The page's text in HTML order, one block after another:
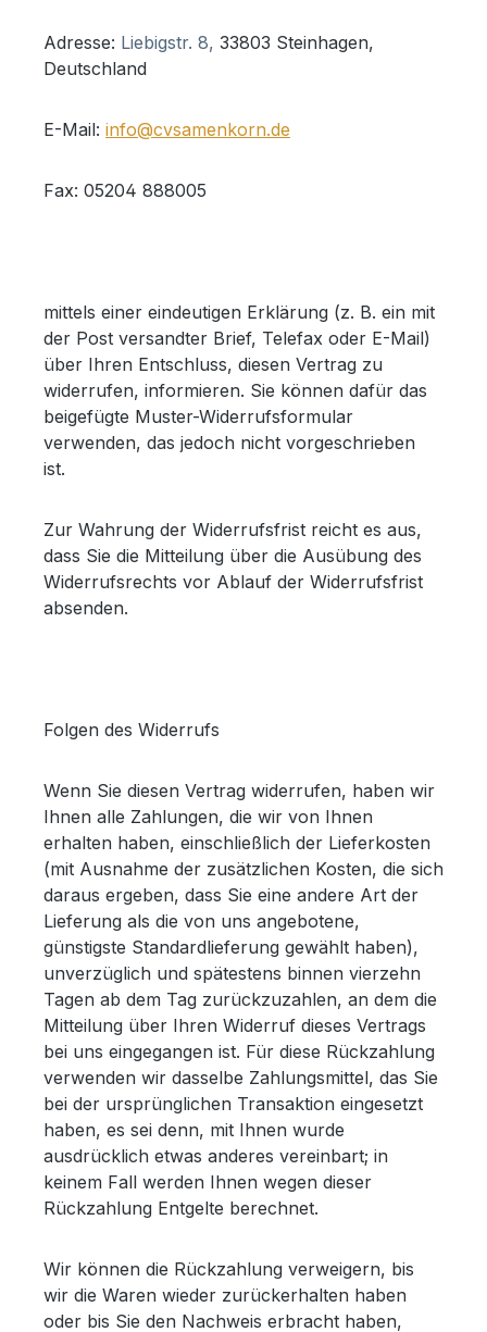
Adresse: Liebigstr. 8, 33803 Steinhagen,
Deutschland
E-Mail: info@cvsamenkorn.de
Fax: 05204 888005
mittels einer eindeutigen Erklärung (z. B. ein mit
der Post versandter Brief, Telefax oder E-Mail)
über Ihren Entschluss, diesen Vertrag zu
widerrufen, informieren. Sie können dafür das
beigefügte Muster-Widerrufsformular
verwenden, das jedoch nicht vorgeschrieben
ist.
Zur Wahrung der Widerrufsfrist reicht es aus,
dass Sie die Mitteilung über die Ausübung des
Widerrufsrechts vor Ablauf der Widerrufsfrist
absenden.
Folgen des Widerrufs
Wenn Sie diesen Vertrag widerrufen, haben wir
Ihnen alle Zahlungen, die wir von Ihnen
erhalten haben, einschließlich der Lieferkosten
(mit Ausnahme der zusätzlichen Kosten, die sich
daraus ergeben, dass Sie eine andere Art der
Lieferung als die von uns angebotene,
günstigste Standardlieferung gewählt haben),
unverzüglich und spätestens binnen vierzehn
Tagen ab dem Tag zurückzuzahlen, an dem die
Mitteilung über Ihren Widerruf dieses Vertrags
bei uns eingegangen ist. Für diese Rückzahlung
verwenden wir dasselbe Zahlungsmittel, das Sie
bei der ursprünglichen Transaktion eingesetzt
haben, es sei denn, mit Ihnen wurde
ausdrücklich etwas anderes vereinbart; in
keinem Fall werden Ihnen wegen dieser
Rückzahlung Entgelte berechnet.
Wir können die Rückzahlung verweigern, bis
wir die Waren wieder zurückerhalten haben
oder bis Sie den Nachweis erbracht haben,